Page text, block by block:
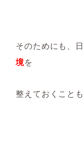
そのためにも、
境を
整えておくことも